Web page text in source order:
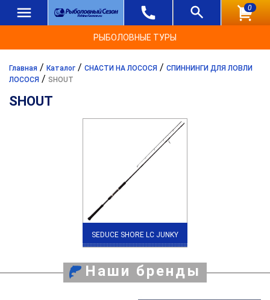
0
РЫБОЛОВНЫЕ ТУРЫ
Главная / Каталог / СНАСТИ НА ЛОСОСЯ / СПИННИНГИ ДЛЯ ЛОВЛИ
ЛОСОСЯ / SHOUT
SHOUT
SEDUCE SHORE LC JUNKY
Наши бренды